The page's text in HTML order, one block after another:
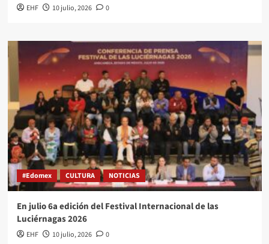
EHF 10 julio, 2026 0
#Edomex CULTURA NOTICIAS
En julio 6a edición del Festival Internacional de las
Luciérnagas 2026
EHF 10 julio, 2026 0